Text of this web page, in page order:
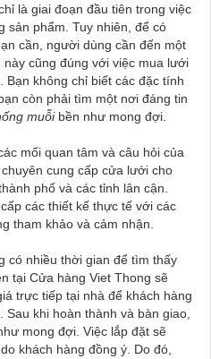
là giai đoạn đầu tiên trong việc
sản phẩm. Tuy nhiên, để có
cần, người dùng cần đến một
cũng đúng với việc mua lưới
không chỉ biết các đặc tính
còn phải tìm một nơi đáng tin
muỗibền như mong đợi.
mối quan tâm và câu hỏi của
cung cấp cửa lưới cho
phố và các tỉnh lân cận.
các thiết kế thực tế với các
tham khảo và cảm nhận.
có nhiều thời gian để tìm thấy
tại Cửa hàng Viet Thong sẽ
trực tiếp tại nhà để khách hàng
Sau khi hoàn thành và bàn giao,
mong đợi. Việc lắp đặt sẽ
khách hàng đồng ý. Do đó,